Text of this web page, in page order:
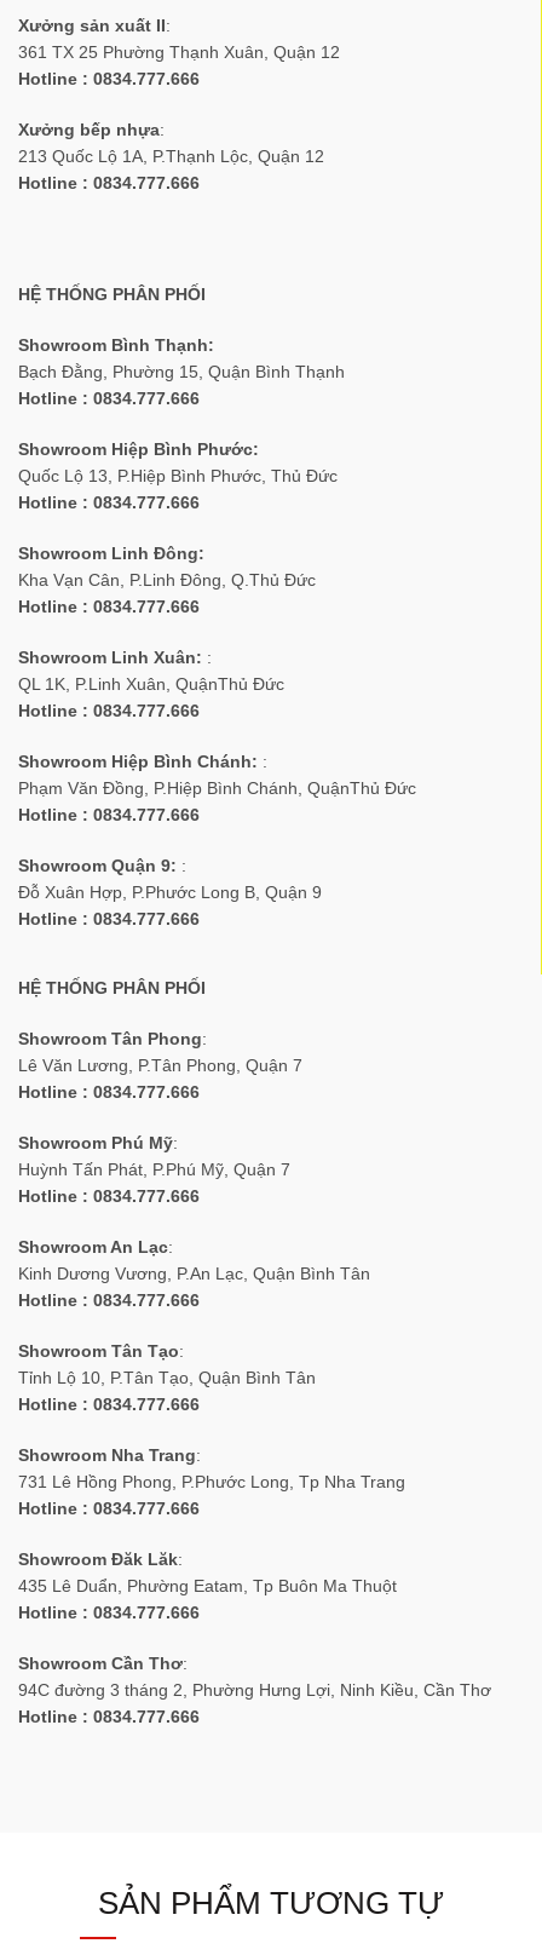
Xưởng sản xuất II:
361 TX 25 Phường Thạnh Xuân, Quận 12
Hotline : 0834.777.666
Xưởng bếp nhựa:
213 Quốc Lộ 1A, P.Thạnh Lộc, Quận 12
Hotline : 0834.777.666
HỆ THỐNG PHÂN PHỐI
Showroom Bình Thạnh:
Bạch Đằng, Phường 15, Quận Bình Thạnh
Hotline : 0834.777.666
Showroom Hiệp Bình Phước:
Quốc Lộ 13, P.Hiệp Bình Phước, Thủ Đức
Hotline : 0834.777.666
Showroom Linh Đông:
Kha Vạn Cân, P.Linh Đông, Q.Thủ Đức
Hotline : 0834.777.666
Showroom Linh Xuân: :
QL 1K, P.Linh Xuân, QuậnThủ Đức
Hotline : 0834.777.666
Showroom Hiệp Bình Chánh: :
Phạm Văn Đồng, P.Hiệp Bình Chánh, QuậnThủ Đức
Hotline : 0834.777.666
Showroom Quận 9: :
Đỗ Xuân Hợp, P.Phước Long B, Quận 9
Hotline : 0834.777.666
HỆ THỐNG PHÂN PHỐI
Showroom Tân Phong:
Lê Văn Lương, P.Tân Phong, Quận 7
Hotline : 0834.777.666
Showroom Phú Mỹ:
Huỳnh Tấn Phát, P.Phú Mỹ, Quận 7
Hotline : 0834.777.666
Showroom An Lạc:
Kinh Dương Vương, P.An Lạc, Quận Bình Tân
Hotline : 0834.777.666
Showroom Tân Tạo:
Tỉnh Lộ 10, P.Tân Tạo, Quận Bình Tân
Hotline : 0834.777.666
Showroom Nha Trang:
731 Lê Hồng Phong, P.Phước Long, Tp Nha Trang
Hotline : 0834.777.666
Showroom Đăk Lăk:
435 Lê Duẩn, Phường Eatam, Tp Buôn Ma Thuột
Hotline : 0834.777.666
Showroom Cần Thơ:
94C đường 3 tháng 2, Phường Hưng Lợi, Ninh Kiều, Cần Thơ
Hotline : 0834.777.666
SẢN PHẨM TƯƠNG TỰ